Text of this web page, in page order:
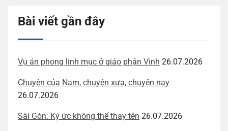
Bài viết gần đây
Vụ án phong linh mục ở giáo phận Vinh 26.07.2026
Chuyện của Nam, chuyện xưa, chuyện nay
26.07.2026
Sài Gòn: Ký ức không thể thay tên 26.07.2026